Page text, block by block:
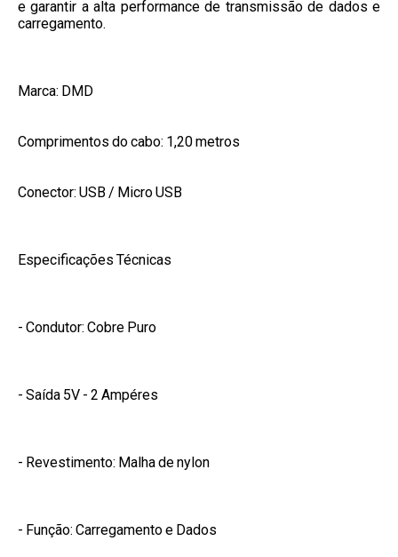
e garantir a alta performance de transmissão de dados e
carregamento.
Marca: DMD
Comprimentos do cabo: 1,20 metros
Conector: USB / Micro USB
Especificações Técnicas
- Condutor: Cobre Puro
- Saída 5V - 2 Ampéres
- Revestimento: Malha de nylon
- Função: Carregamento e Dados